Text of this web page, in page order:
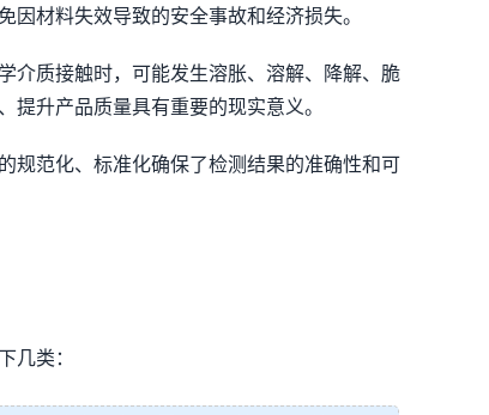
材料失效导致的安全事故和经济损失。
介质接触时，可能发生溶胀、溶解、降解、脆
升产品质量具有重要的现实意义。
规范化、标准化确保了检测结果的准确性和可
几类：